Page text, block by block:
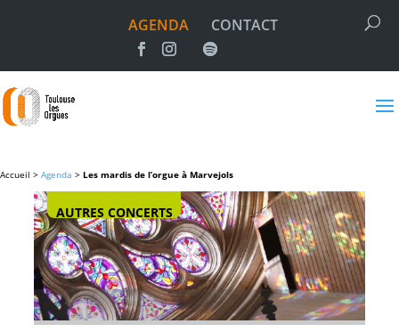
AGENDA CONTACT
Accueil > Agenda > Les mardis de l’orgue à Marvejols
AUTRES CONCERTS